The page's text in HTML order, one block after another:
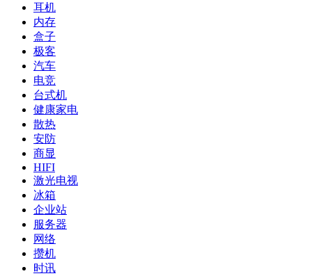
耳机
内存
盒子
极客
汽车
电竞
台式机
健康家电
散热
安防
商显
HIFI
激光电视
冰箱
企业站
服务器
网络
攒机
时讯